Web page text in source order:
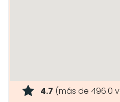
4.7 (más de 496.0